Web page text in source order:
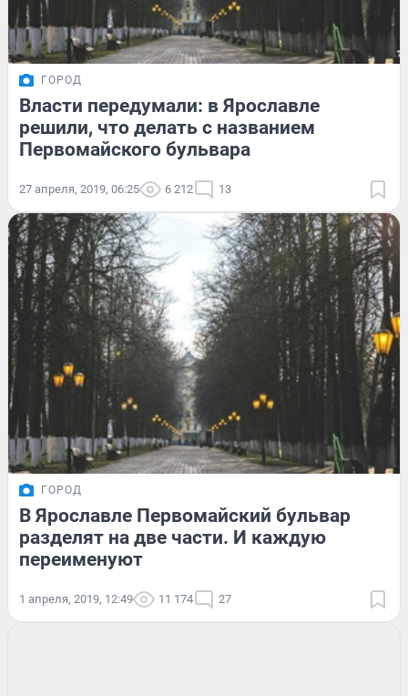
ГОРОД
Власти передумали: в Ярославле
решили, что делать с названием
Первомайского бульвара
27 апреля, 2019, 06:25 6 212 13
ГОРОД
В Ярославле Первомайский бульвар
разделят на две части. И каждую
переименуют
1 апреля, 2019, 12:49 11 174 27